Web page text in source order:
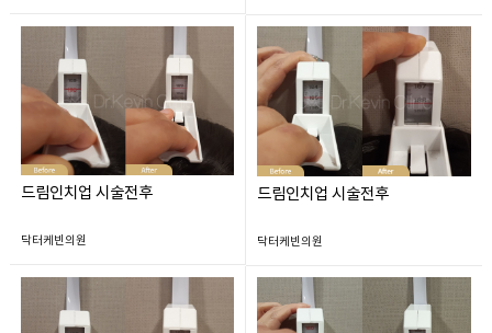
드림인치업 시술전후
닥터케빈의원
드림인치업 시술전후
닥터케빈의원